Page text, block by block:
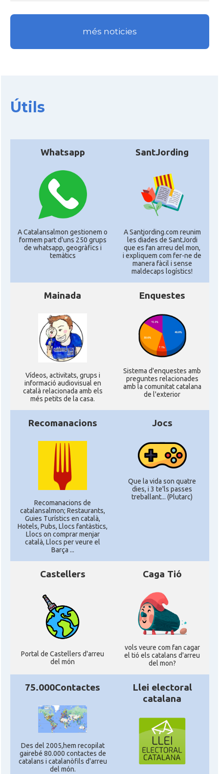
més noticies
Útils
Whatsapp
A Catalansalmon gestionem o
formem part d'uns 250 grups
de whatsapp, geogràfics i
temàtics
SantJording
A Santjording.com reunim
les diades de SantJordi
que es fan arreu del mon,
i expliquem com fer-ne de
manera fàcil i sense
maldecaps logí­stics!
Mainada
Ví­deos, activitats, grups i
informació audiovisual en
català relacionada amb els
més petits de la casa.
Enquestes
Sistema d'enquestes amb
preguntes relacionades
amb la comunitat catalana
de l'exterior
Recomanacions
Recomanacions de
catalansalmon; Restaurants,
Guies Turístics en català,
Hotels, Pubs, Llocs fantàstics,
Llocs on comprar menjar
català, Llocs per veure el
Barça ...
Jocs
Que la vida son quatre
dies, i 3 te'ls passes
treballant... (Plutarc)
Castellers
Portal de Castellers d'arreu
del món
Caga Tió
vols veure com fan cagar
el tió els catalans d'arreu
del mon?
75.000Contactes
Des del 2005,hem recopilat
gairebé 80.000 contactes de
catalans i catalanòfils d'arreu
del món.
Llei electoral
catalana